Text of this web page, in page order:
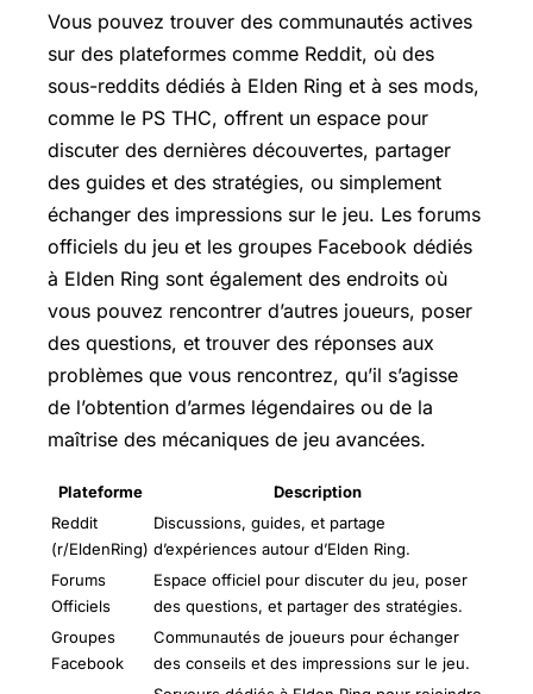
Vous pouvez trouver des communautés actives
sur des plateformes comme Reddit, où des
sous-reddits dédiés à Elden Ring et à ses mods,
comme le PS THC, offrent un espace pour
discuter des dernières découvertes, partager
des guides et des stratégies, ou simplement
échanger des impressions sur le jeu. Les forums
officiels du jeu et les groupes Facebook dédiés
à Elden Ring sont également des endroits où
vous pouvez rencontrer d’autres joueurs, poser
des questions, et trouver des réponses aux
problèmes que vous rencontrez, qu’il s’agisse
de l’obtention d’armes légendaires ou de la
maîtrise des mécaniques de jeu avancées.
Plateforme
Description
Reddit
(r/EldenRing)
Discussions, guides, et partage
d’expériences autour d’Elden Ring.
Forums
Officiels
Espace officiel pour discuter du jeu, poser
des questions, et partager des stratégies.
Groupes
Facebook
Communautés de joueurs pour échanger
des conseils et des impressions sur le jeu.